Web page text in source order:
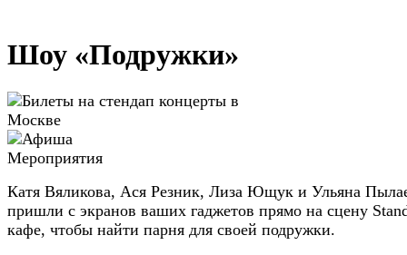
Шоу «Подружки»
Катя Вяликова, Ася Резник, Лиза Ющук и Ульяна
пришли с экранов ваших гаджетов прямо на сцену
кафе, чтобы найти парня для своей подружки.